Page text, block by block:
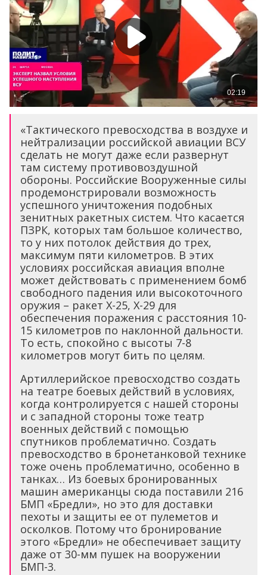
«Тактического превосходства в воздухе и
нейтрализации российской авиации ВСУ
сделать не могут даже если развернут
там систему противовоздушной
обороны. Российские Вооруженные силы
продемонстрировали возможность
успешного уничтожения подобных
зенитных ракетных систем. Что касается
ПЗРК, которых там большое количество,
то у них потолок действия до трех,
максимум пяти километров. В этих
условиях российская авиация вполне
может действовать с применением бомб
свободного падения или высокоточного
оружия – ракет X-25, X-29 для
обеспечения поражения с расстояния 10-
15 километров по наклонной дальности.
То есть, спокойно с высоты 7-8
километров могут бить по целям.
Артиллерийское превосходство создать
на театре боевых действий в условиях,
когда контролируется с нашей стороны
и с западной стороны тоже театр
военных действий с помощью
спутников проблематично. Создать
превосходство в бронетанковой технике
тоже очень проблематично, особенно в
танках… Из боевых бронированных
машин американцы сюда поставили 216
БМП «Бредли», но это для доставки
пехоты и защиты ее от пулеметов и
осколков. Потому что бронирование
этого «Бредли» не обеспечивает защиту
даже от 30-мм пушек на вооружении
БМП-3.